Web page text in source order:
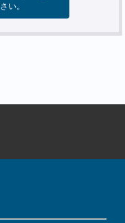
い。